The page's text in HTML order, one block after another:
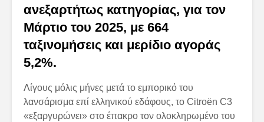
ανεξαρτήτως κατηγορίας, για τον
Μάρτιο του 2025, με 664
ταξινομήσεις και μερίδιο αγοράς
5,2%.
Λίγους μόλις μήνες μετά το εμπορικό του
λανσάρισμα επί ελληνικού εδάφους, το Citroën C3
«εξαργυρώνει» στο έπακρο τον ολοκληρωμένο του